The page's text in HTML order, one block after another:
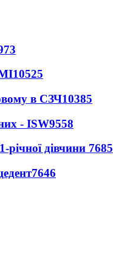
10525
в СЗЧ10385
- ISW9558
річної дівчини 7685
7646